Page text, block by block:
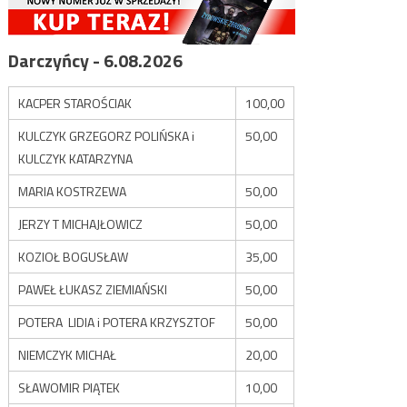
Darczyńcy - 6.08.2026
KACPER STAROŚCIAK
100,00
KULCZYK GRZEGORZ POLIŃSKA i
KULCZYK KATARZYNA
50,00
MARIA KOSTRZEWA
50,00
JERZY T MICHAJŁOWICZ
50,00
KOZIOŁ BOGUSŁAW
35,00
PAWEŁ ŁUKASZ ZIEMIAŃSKI
50,00
POTERA LIDIA i POTERA KRZYSZTOF
50,00
NIEMCZYK MICHAŁ
20,00
SŁAWOMIR PIĄTEK
10,00